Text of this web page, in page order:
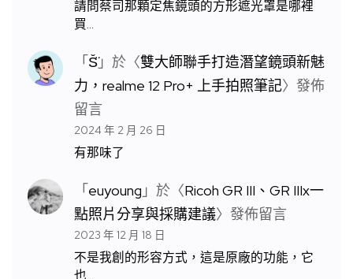
請問蔡司那顆定焦鏡頭的方形遮光罩是哪裡
買…
「S̆̈」於〈雙大師聯手打造潛望鏡頭新魅
力，realme 12 Pro+ 上手拍照筆記〉發佈
留言
2024 年 2 月 26 日
有那味了
「euyoung 」於〈Ricoh GR III、GR IIIx一
點照片分享與採購建議〉發佈留言
2023 年 12 月 18 日
不是我創的形容方式，這是原廠的功能，它
也…